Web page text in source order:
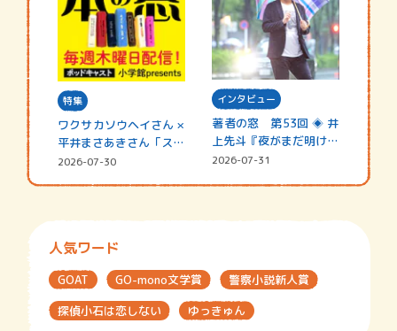
特集
ワクサカソウヘイさん ×
平井まさあきさん「スペ
シャ…
2026-07-30
インタビュー
著者の窓 第53回 ◈ 井
上先斗『夜がまだ明けな
い』
2026-07-31
人気ワード
GOAT GO-mono文学賞
警察小説新人賞
探偵小石は恋しない
ゆっきゅん